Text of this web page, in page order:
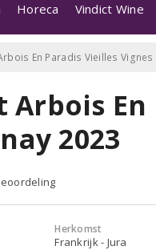
Horeca Vindict Wine
En Paradis Vieilles
Arbois
2023
Herkomst
Frankrijk - Jura